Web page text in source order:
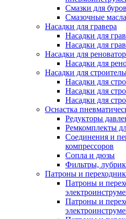
Смазки для
Смазочные
Насадки для гравера
Насадки для
Насадки для
Насадки для
Насадки для
Насадки для
Насадки для
Насадки для
Насадки для
Оснастка
Редукторы
Ремкомплекты
Соединения и
компрессоров
Сопла и дюзы
Фильтры,
Патроны и
Патроны и
Патроны и